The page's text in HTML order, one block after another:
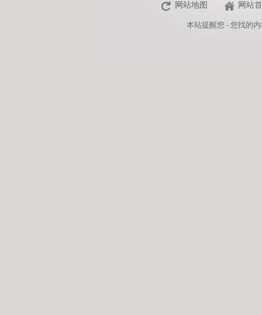
网站地图 网站
本站提醒您 - 您找的